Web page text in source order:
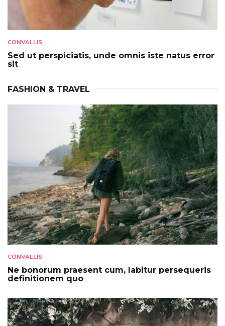
CONVALLIS
Sed ut perspiciatis, unde omnis iste natus error
sit
FASHION & TRAVEL
CONVALLIS
Ne bonorum praesent cum, labitur persequeris
definitionem quo